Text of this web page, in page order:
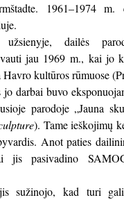
1961–1974 m.
užsienyje, dailės
jau 1969 m., kai jo
Havro kultūros rūmuose
jo darbai buvo
parodoje „Jauna
). Tame ieškojimų
Anot paties
jis pasivadino
jis sužinojo, kad turi